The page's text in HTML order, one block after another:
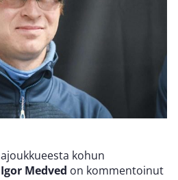
kohun
Igor Medved on kommentoinut